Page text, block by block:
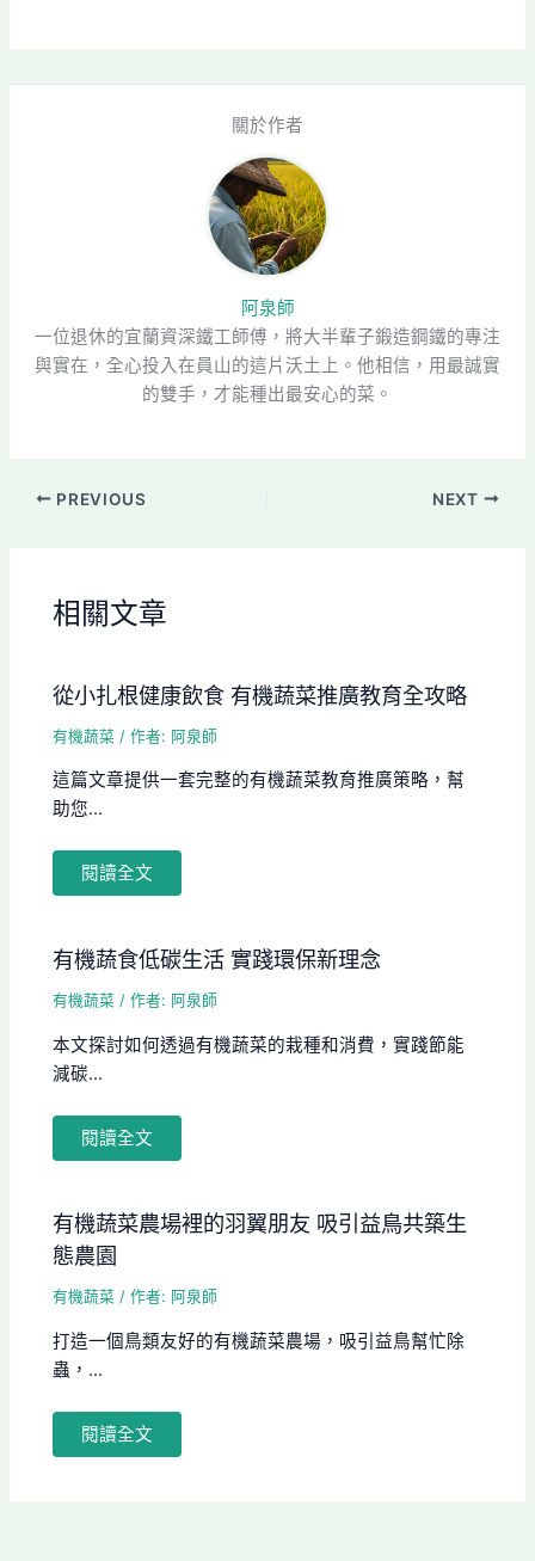
關於作者
阿泉師
一位退休的宜蘭資深鐵工師傅，將大半輩子鍛造鋼鐵的專注
與實在，全心投入在員山的這片沃土上。他相信，用最誠實
的雙手，才能種出最安心的菜。
PREVIOUS NEXT
相關文章
從小扎根健康飲食 有機蔬菜推廣教育全攻略
有機蔬菜 / 作者: 阿泉師
這篇文章提供一套完整的有機蔬菜教育推廣策略，幫
助您...
閱讀全文
有機蔬食低碳生活 實踐環保新理念
有機蔬菜 / 作者: 阿泉師
本文探討如何透過有機蔬菜的栽種和消費，實踐節能
減碳...
閱讀全文
有機蔬菜農場裡的羽翼朋友 吸引益鳥共築生
態農園
有機蔬菜 / 作者: 阿泉師
打造一個鳥類友好的有機蔬菜農場，吸引益鳥幫忙除
蟲，...
閱讀全文